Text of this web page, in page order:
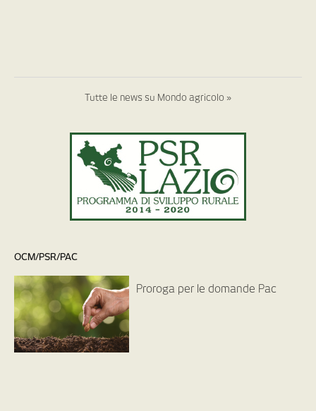
Tutte le news su Mondo agricolo »
OCM/PSR/PAC
Proroga per le domande Pac